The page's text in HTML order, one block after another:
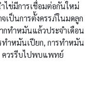
ไข่มีการเชื่อมต่อกันใหม่
เป็นการตั้งครรภ์ในมดลูก
กทำหมันแล้วประจำเดือน
ทำหมันเปียก, การทำหมัน
ควรรีบไปพบแพทย์